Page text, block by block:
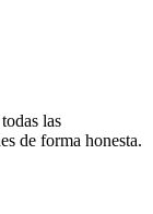
las
de forma honesta.